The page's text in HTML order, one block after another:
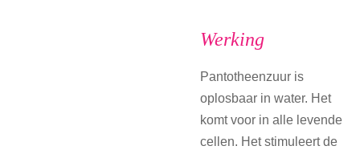
Werking
Pantotheenzuur is
oplosbaar in water. Het
komt voor in alle levende
cellen. Het stimuleert de